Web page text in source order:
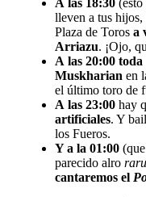
A las 18:30 (esto
lleven a tus
Plaza de Toros a
Arriazu. ¡Ojo,
A las 20:00 toda
Muskharian en
el último toro de
A las 23:00 hay
artificiales. Y
los Fueros.
Y a la 01:00
parecido alro
cantaremos el